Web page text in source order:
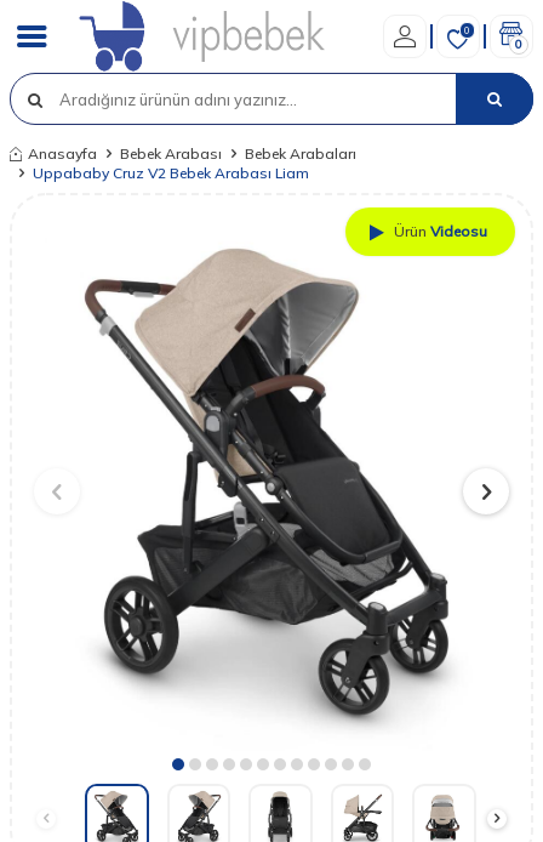
0
0
Anasayfa Bebek Arabası
Bebek Arabaları
Uppababy Cruz V2 Bebek Arabası Liam
Ürün Videosu